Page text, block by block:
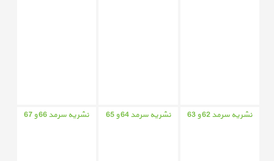
نشریه سرمد 62 و 63 نشریه سرمد 64 و 65 نشریه سرمد 66 و 67